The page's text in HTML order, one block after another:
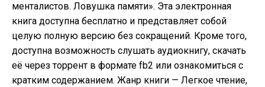
менталистов. Ловушка памяти». Эта электронная
книга доступна бесплатно и представляет собой
целую полную версию без сокращений. Кроме того,
доступна возможность слушать аудиокнигу, скачать
её через торрент в формате fb2 или ознакомиться с
кратким содержанием. Жанр книги — Легкое чтение,